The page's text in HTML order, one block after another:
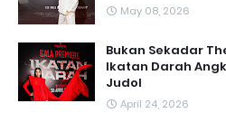
May 08, 2026
Bukan Sekadar
Ikatan Darah
Judol
April 24, 2026